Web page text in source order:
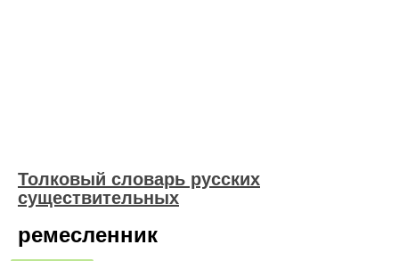
Толковый словарь русских
существительных
ремесленник